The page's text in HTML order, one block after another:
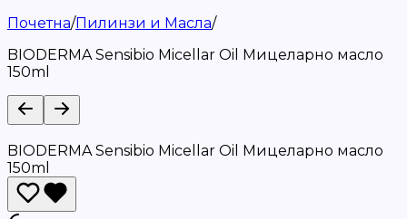
Почетна/Пилинзи и Масла/
BIODERMA Sensibio Micellar Oil Мицеларно масло
150ml
BIODERMA Sensibio Micellar Oil Мицеларно масло
150ml